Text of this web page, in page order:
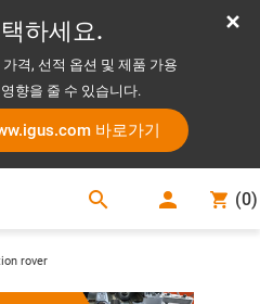
하세요.
격, 선적 옵션 및 제품 가용
향을 줄 수 있습니다.
바로가기
search (0)
rover